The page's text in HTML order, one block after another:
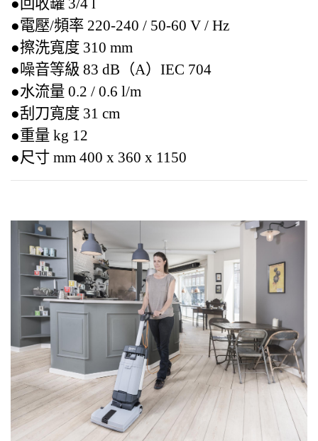
●回收罐 3/4 l
●電壓/頻率 220-240 / 50-60 V / Hz
●擦洗寬度 310 mm
●噪音等級 83 dB（A）IEC 704
●水流量 0.2 / 0.6 l/m
●刮刀寬度 31 cm
●重量 kg 12
●尺寸 mm 400 x 360 x 1150